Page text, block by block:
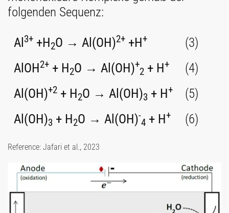
folgenden Sequenz:
Al 3+ +H2O → Al(OH)2+ +H+
(3)
AlOH2+ + H2O → Al(OH)+
2 + H+
(4)
Al(OH)+2 + H2O → Al(OH)3 + H+
(5)
Al(OH)3 + H2O → Al(OH)-
4 + H+ (6)
Reference: Jafari et al., 2023